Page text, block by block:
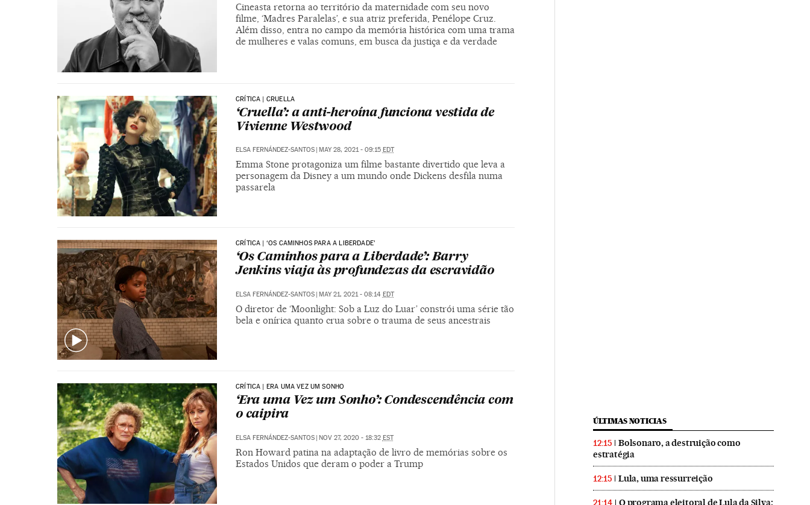
Cineasta retorna ao território da maternidade com seu novo
filme, ‘Madres Paralelas’, e sua atriz preferida, Penélope Cruz.
Além disso, entra no campo da memória histórica com uma trama
de mulheres e valas comuns, em busca da justiça e da verdade
CRÍTICA | CRUELLA
‘Cruella’: a anti-heroína funciona vestida de
Vivienne Westwood
ELSA FERNÁNDEZ-SANTOS MAY 28, 2021 - 09:15 EDT
Emma Stone protagoniza um filme bastante divertido que leva a
personagem da Disney a um mundo onde Dickens desfila numa
passarela
CRÍTICA | ‘OS CAMINHOS PARA A LIBERDADE’
‘Os Caminhos para a Liberdade’: Barry
Jenkins viaja às profundezas da escravidão
ELSA FERNÁNDEZ-SANTOS | MAY 21, 2021 - 08:14 EDT
O diretor de ‘Moonlight: Sob a Luz do Luar’ constrói uma série tão
bela e onírica quanto crua sobre o trauma de seus ancestrais
CRÍTICA | ERA UMA VEZ UM SONHO
‘Era uma Vez um Sonho’: Condescendência com
o caipira
ELSA FERNÁNDEZ-SANTOS | NOV 27, 2020 - 18:32 EST
Ron Howard patina na adaptação de livro de memórias sobre os
Estados Unidos que deram o poder a Trump
ÚLTIMAS NOTICIAS
12:15
Bolsonaro, a destruição como
estratégia
12:15 Lula, uma ressurreição
21:14
O programa eleitoral de Lula da Silva: